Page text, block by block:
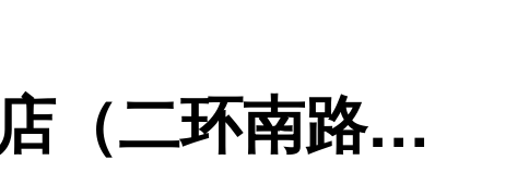
济南心理咨询门店（二环南路店）